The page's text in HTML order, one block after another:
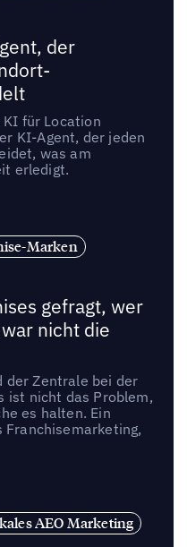
der
für Location
KI-Agent, der jeden
was am
erledigt.
Marken
gefragt, wer
nicht die
der Zentrale bei der
ist nicht das Problem,
es halten. Ein
AEO Marketing